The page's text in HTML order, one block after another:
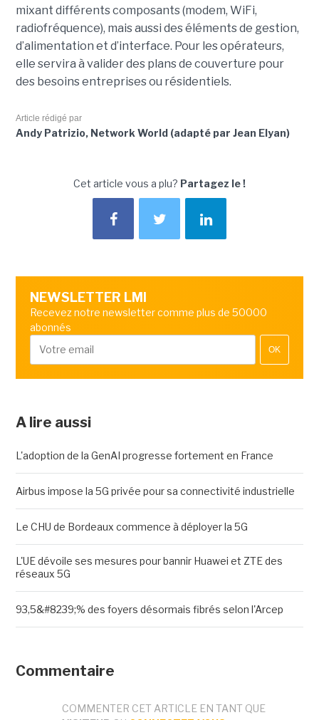
mixant différents composants (modem, WiFi,
radiofréquence), mais aussi des éléments de gestion,
d’alimentation et d’interface. Pour les opérateurs,
elle servira à valider des plans de couverture pour
des besoins entreprises ou résidentiels.
Article rédigé par
Andy Patrizio, Network World (adapté par Jean Elyan)
Cet article vous a plu? Partagez le !
NEWSLETTER LMI
Recevez notre newsletter comme plus de 50000
abonnés
OK
A lire aussi
L'adoption de la GenAI progresse fortement en France
Airbus impose la 5G privée pour sa connectivité industrielle
Le CHU de Bordeaux commence à déployer la 5G
L'UE dévoile ses mesures pour bannir Huawei et ZTE des
réseaux 5G
93,5&#8239;% des foyers désormais fibrés selon l'Arcep
Commentaire
COMMENTER CET ARTICLE EN TANT QUE